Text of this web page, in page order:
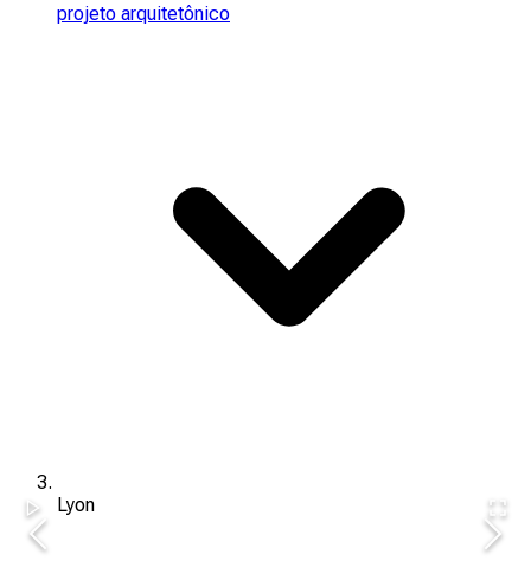
projeto arquitetônico
Lyon